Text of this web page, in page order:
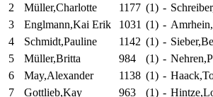
2
Müller,Charlotte 1177 (1) -
3
Englmann,Kai Erik 1031 (1) -
4
Schmidt,Pauline 1142 (1) -
5
Müller,Britta 984 (1) -
6
May,Alexander 1138 (1) -
7
Gottlieb,Kay 963 (1) -